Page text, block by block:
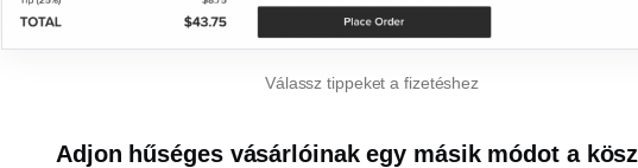
Válassz tippeket a fizetéshez
Adjon hűséges vásárlóinak egy másik módot a